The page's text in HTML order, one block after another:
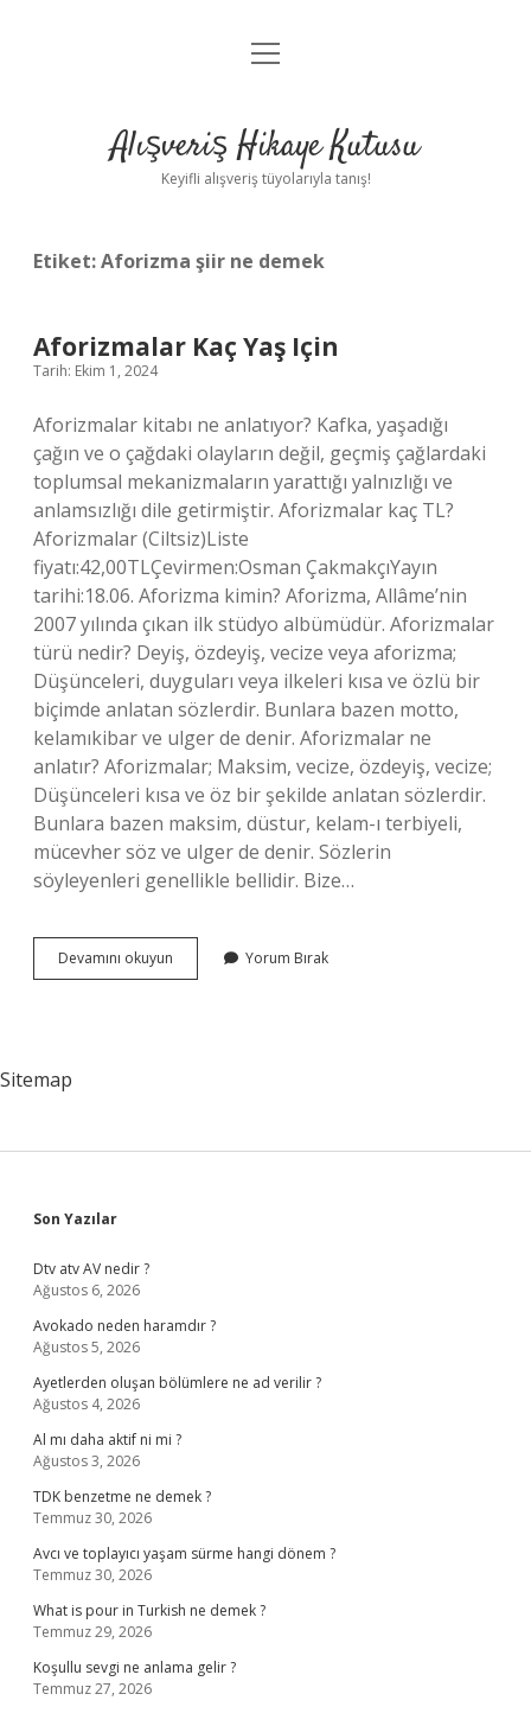
Anasayfa
Yasal Uyarı
menüyü
Alışveriş Hikaye Kutusu
Keyifli alışveriş tüyolarıyla tanış!
Etiket:Aforizma şiir ne demek
Aforizmalar Kaç Yaş Için
Tarih: Ekim 1, 2024
Aforizmalar kitabı ne anlatıyor? Kafka, yaşadığı
çağın ve o çağdaki olayların değil, geçmiş çağlardaki
toplumsal mekanizmaların yarattığı yalnızlığı ve
anlamsızlığı dile getirmiştir. Aforizmalar kaç TL?
Aforizmalar (Ciltsiz)Liste
fiyatı:42,00TLÇevirmen:Osman ÇakmakçıYayın
tarihi:18.06. Aforizma kimin? Aforizma, Allâme’nin
2007 yılında çıkan ilk stüdyo albümüdür. Aforizmalar
türü nedir? Deyiş, özdeyiş, vecize veya aforizma;
Düşünceleri, duyguları veya ilkeleri kısa ve özlü bir
biçimde anlatan sözlerdir. Bunlara bazen motto,
kelamıkibar ve ulger de denir. Aforizmalar ne
anlatır? Aforizmalar; Maksim, vecize, özdeyiş, vecize;
Düşünceleri kısa ve öz bir şekilde anlatan sözlerdir.
Bunlara bazen maksim, düstur, kelam-ı terbiyeli,
mücevher söz ve ulger de denir. Sözlerin
söyleyenleri genellikle bellidir. Bize…
Devamını okuyun Aforizmalar
Kaç
Yorum Bırak
Sitemap
Sidebar
Son Yazılar
Dtv atv AV nedir ?
Ağustos 6, 2026
Avokado neden haramdır ?
Ağustos 5, 2026
Ayetlerden oluşan bölümlere ne ad verilir ?
Ağustos 4, 2026
Al mı daha aktif ni mi ?
Ağustos 3, 2026
TDK benzetme ne demek ?
Temmuz 30, 2026
Avcı ve toplayıcı yaşam sürme hangi dönem ?
Temmuz 30, 2026
What is pour in Turkish ne demek ?
Temmuz 29, 2026
Koşullu sevgi ne anlama gelir ?
Temmuz 27, 2026